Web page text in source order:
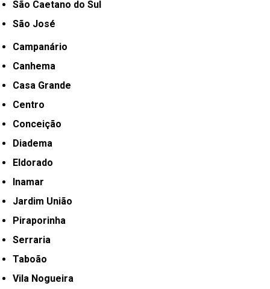
São Caetano do Sul
São José
Campanário
Canhema
Casa Grande
Centro
Conceição
Diadema
Eldorado
Inamar
Jardim União
Piraporinha
Serraria
Taboão
Vila Nogueira